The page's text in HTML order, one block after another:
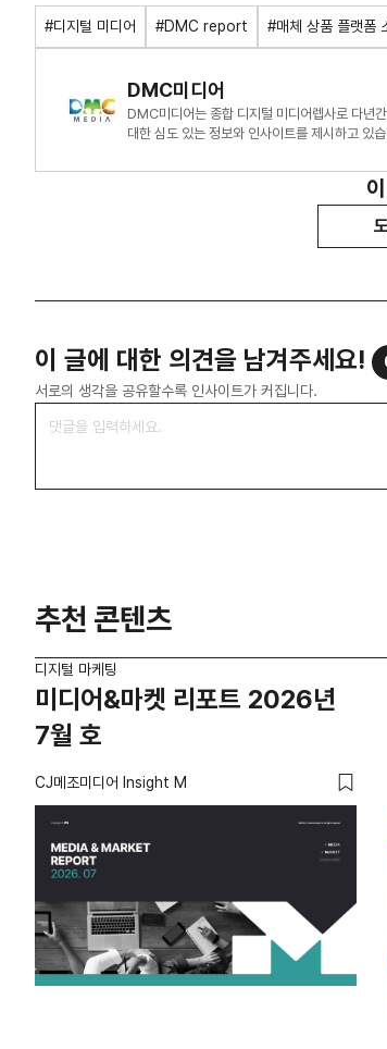
#디지털 미디어 #DMC report #매체 상품 플랫폼
DMC미디어
DMC미디어는 종합 디지털 미디어렙사로 다년
대한 심도 있는 정보와 인사이트를 제시하고 있
이 글에 대한 의견을 남겨주세요!
서로의 생각을 공유할수록 인사이트가 커집니다.
추천 콘텐츠
디지털 마케팅
미디어&마켓 리포트 2026년
7월 호
CJ메조미디어 Insight M